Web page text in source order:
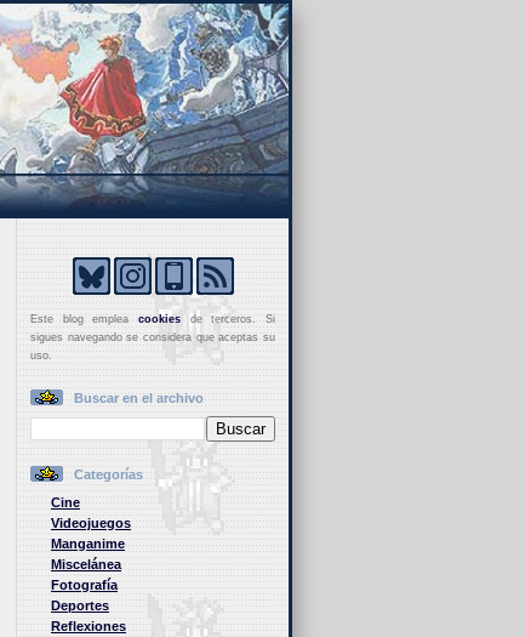
Este blog empleacookies de terceros. Si
sigues navegando se considera que aceptas su
uso.
Buscar en el archivo
Categorías
Cine
Videojuegos
Manganime
Miscelánea
Fotografía
Deportes
Reflexiones